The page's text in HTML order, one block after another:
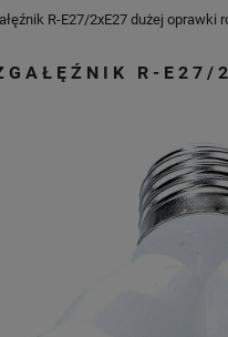
R-E27/2xE27 dużej oprawki
R-E27/